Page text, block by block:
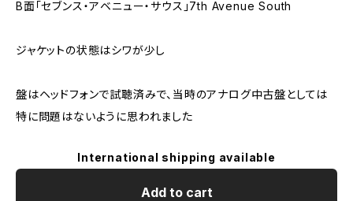
B面「セブンス・アベニュー・サウス」7th Avenue South
ジャケットの状態はシワが少し
盤はヘッドフォンで試聴済みで、当時のアナログ中古盤としては
特に問題はないように思われました
International shipping available
Add to cart